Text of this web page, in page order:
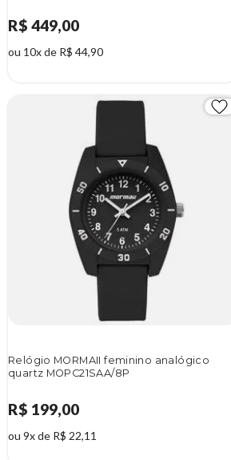
R$ 449,00
ou 10x de R$ 44,90
Relógio MORMAII feminino analógico
quartz MOPC21SAA/8P
R$ 199,00
ou 9x de R$ 22,11